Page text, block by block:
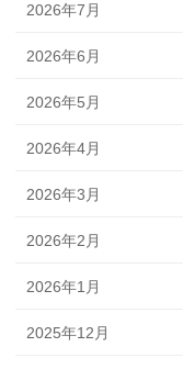
2026年7月
2026年6月
2026年5月
2026年4月
2026年3月
2026年2月
2026年1月
2025年12月